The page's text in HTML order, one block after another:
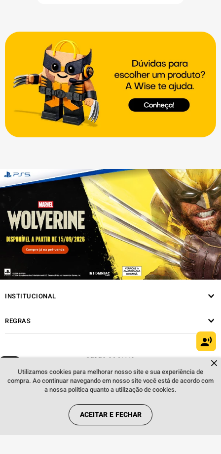
Dúvidas sobre produtos?
Utilizamos cookies para melhorar nosso site e sua experiência de
compra. Ao continuar navegando em nosso site você está de acordo com
a nossa política quanto a utilização de cookies.
ACEITAR E FECHAR
INSTITUCIONAL
REGRAS
REDES SOCIAIS
FORMAS DE PAGAMENTO